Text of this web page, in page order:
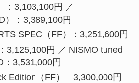
：3,103,100円 ／
）：3,389,100円
SPEC（FF）：3,251,600円
3,125,100円 ／ NISMO tuned
：3,531,000円
Edition（FF）：3,300,000円